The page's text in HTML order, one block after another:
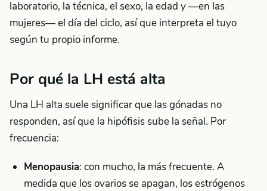
laboratorio, la técnica, el sexo, la edad y —en las
mujeres— el día del ciclo, así que interpreta el tuyo
según tu propio informe.
Por qué la LH está alta
Una LH alta suele significar que las gónadas no
responden, así que la hipófisis sube la señal. Por
frecuencia:
Menopausia: con mucho, la más frecuente. A
medida que los ovarios se apagan, los estrógenos